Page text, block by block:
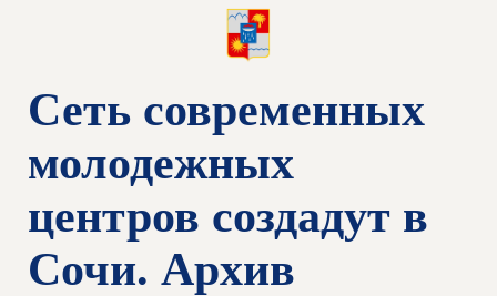
Сеть современных
молодежных
центров создадут в
Сочи. Архив